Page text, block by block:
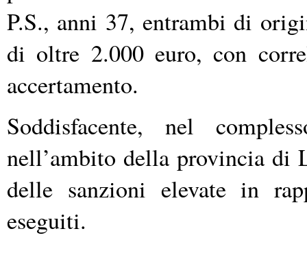
P.S., anni 37, entrambi di
di oltre 2.000 euro, con
accertamento.
Soddisfacente, nel
nell’ambito della provincia di
delle sanzioni elevate in
eseguiti.